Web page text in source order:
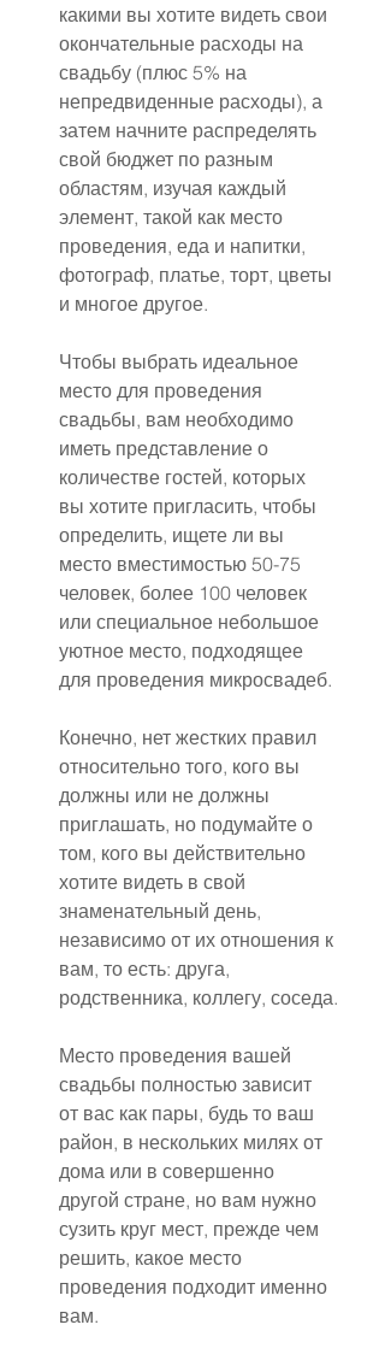
какими вы хотите видеть свои
окончательные расходы на
свадьбу (плюс 5% на
непредвиденные расходы), а
затем начните распределять
свой бюджет по разным
областям, изучая каждый
элемент, такой как место
проведения, еда и напитки,
фотограф, платье, торт, цветы
и многое другое.
Чтобы выбрать идеальное
место для проведения
свадьбы, вам необходимо
иметь представление о
количестве гостей, которых
вы хотите пригласить, чтобы
определить, ищете ли вы
место вместимостью 50-75
человек, более 100 человек
или специальное небольшое
уютное место, подходящее
для проведения микросвадеб.
Конечно, нет жестких правил
относительно того, кого вы
должны или не должны
приглашать, но подумайте о
том, кого вы действительно
хотите видеть в свой
знаменательный день,
независимо от их отношения к
вам, то есть: друга,
родственника, коллегу, соседа.
Место проведения вашей
свадьбы полностью зависит
от вас как пары, будь то ваш
район, в нескольких милях от
дома или в совершенно
другой стране, но вам нужно
сузить круг мест, прежде чем
решить, какое место
проведения подходит именно
вам.